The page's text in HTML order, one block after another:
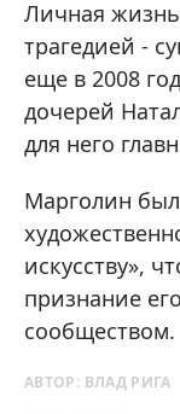
Личная
трагедией -
еще в 2008
дочерей
для него
Марголин был
искусству»,
признание
сообществом.
АВТОР: ВЛАД РИГА